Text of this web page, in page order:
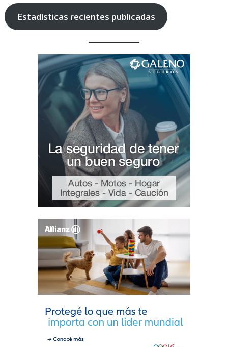
Estadísticas recientes publicadas